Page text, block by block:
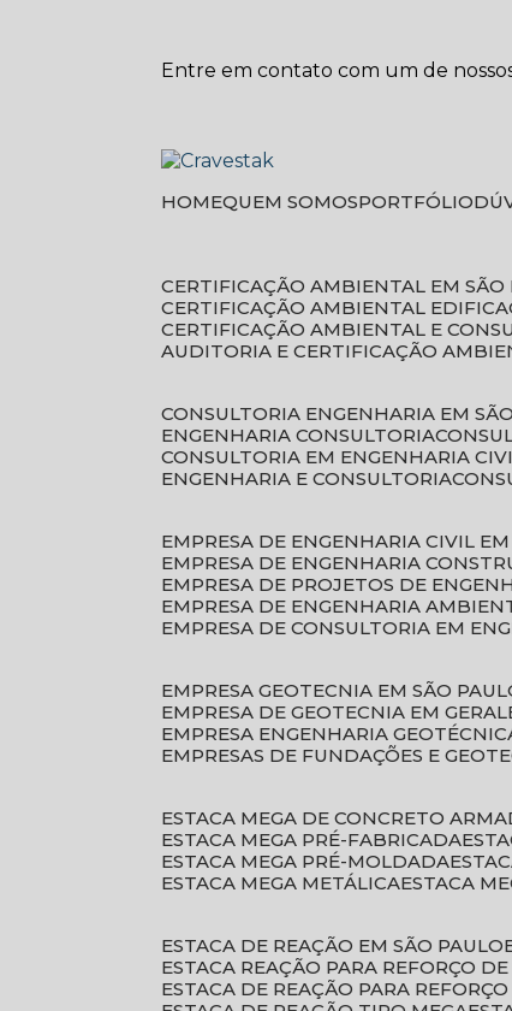
Entre em contato com um de
HOME QUEM SOMOS PORTFÓLIO
CERTIFICAÇÃO AMBIENTAL EM
CERTIFICAÇÃO AMBIENTAL
CERTIFICAÇÃO AMBIENTAL E
AUDITORIA E CERTIFICAÇÃO
CONSULTORIA ENGENHARIA EM
ENGENHARIA CONSULTORIA
CONSULTORIA EM ENGENHARIA
ENGENHARIA E CONSULTORIA
EMPRESA DE ENGENHARIA CIVIL
EMPRESA DE ENGENHARIA
EMPRESA DE PROJETOS DE
EMPRESA DE ENGENHARIA
EMPRESA DE CONSULTORIA EM
EMPRESA GEOTECNIA EM SÃO
EMPRESA DE GEOTECNIA EM GERAL
EMPRESA ENGENHARIA
EMPRESAS DE FUNDAÇÕES E
ESTACA MEGA DE CONCRETO
ESTACA MEGA PRÉ-FABRICADA
ESTACA MEGA PRÉ-MOLDADA
ESTACA MEGA METÁLICA ESTACA
ESTACA DE REAÇÃO EM SÃO PAULO
ESTACA REAÇÃO PARA REFORÇO
ESTACA DE REAÇÃO PARA